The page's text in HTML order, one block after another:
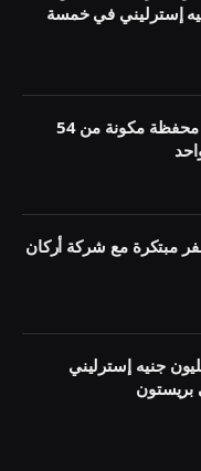
جنيه إسترليني في خمسة
يقوم المالك بتوحيد محفظة مكونة من 54
مبتكرة مع شركة أركان
باراجون 8.8 مليون جنيه إسترليني